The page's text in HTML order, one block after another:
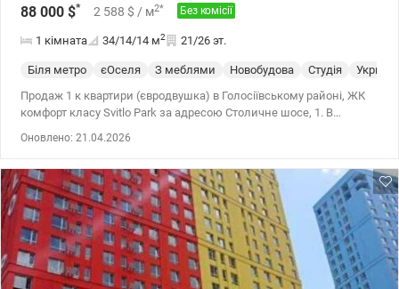
88 000 $* 2 588 $ / м2* Без комісії
1 кімната 34/14/14 м2 21/26 эт.
Біля метро єОселя З меблями Новобудова Студія
Укриття
Продаж 1 к квартири (євродвушка) в Голосіївському районі, ЖК
комфорт класу Svitlo Park за адресою Столичне шосе, 1. В
кухня-студія, панорамні вікна, видова. Виконаний якісний
ремонт. В квартири є меблі та необхідна техніка (кондиціонер,
Smart TV, пральна машина, духова шафа, варильна поверхня,
холодильник, бойлер, витяжка). Стоять лічильники на
опалення, воду та электрику. В будинку є бомбосховище.
Комплекс із закритою територією та власною інфраструктурою,
камерами відеоспостереження, гостьовим та підземним
Оновлено: 21.04.2026